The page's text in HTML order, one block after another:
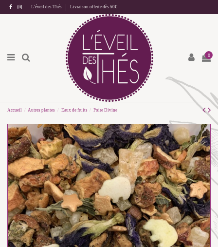
L'éveil des Thés Livraison offerte dès 50€
0
Accueil Autres plantes Eaux de fruits Poire Divine